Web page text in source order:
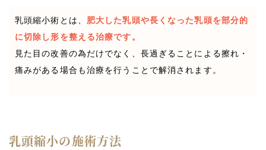
乳頭縮小術とは、 肥大した乳頭や長くなった乳頭を部分的
に切除し形を整える治療です。
見た目の改善の為だけでなく、長過ぎることによる擦れ・
痛みがある場合も治療を行うことで解消されます。
乳頭縮小の施術方法